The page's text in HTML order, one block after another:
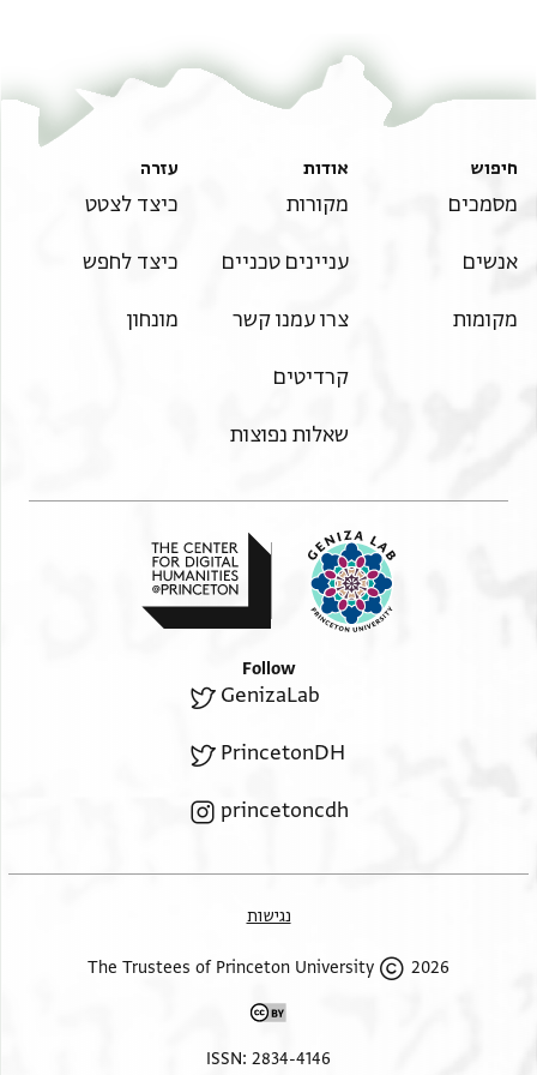
חיפוש
מסמכים
אנשים
מקומות
אודות
מקורות
עניינים טכניים
צרו עמנו קשר
קרדיטים
שאלות נפוצות
עזרה
כיצד לצטט
כיצד לחפש
מונחון
Follow
GenizaLab
PrincetonDH
princetoncdh
נגישות
2026 The Trustees of Princeton University
ISSN: 2834-4146